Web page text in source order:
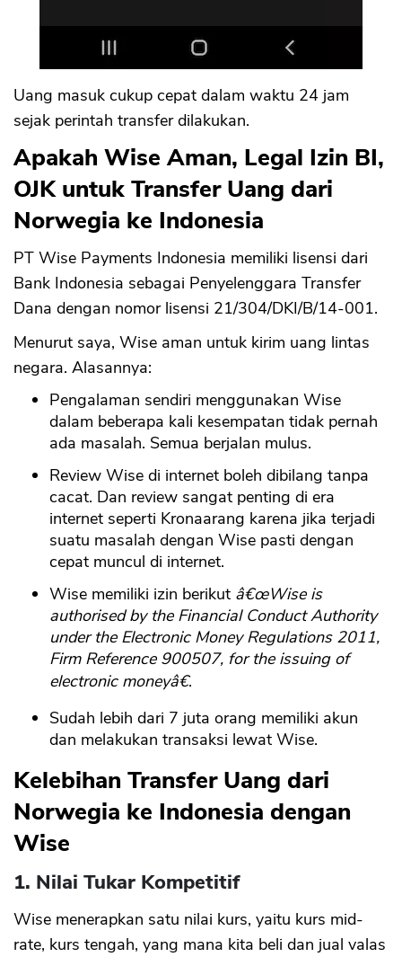
Uang masuk cukup cepat dalam waktu 24 jam
sejak perintah transfer dilakukan.
Apakah Wise Aman, Legal Izin BI,
OJK untuk Transfer Uang dari
Norwegia ke Indonesia
PT Wise Payments Indonesia memiliki lisensi dari
Bank Indonesia sebagai Penyelenggara Transfer
Dana dengan nomor lisensi 21/304/DKI/B/14-001.
Menurut saya, Wise aman untuk kirim uang lintas
negara. Alasannya:
Pengalaman sendiri menggunakan Wise
dalam beberapa kali kesempatan tidak pernah
ada masalah. Semua berjalan mulus.
Review Wise di internet boleh dibilang tanpa
cacat. Dan review sangat penting di era
internet seperti Kronaarang karena jika terjadi
suatu masalah dengan Wise pasti dengan
cepat muncul di internet.
Wise memiliki izin berikut â€œWise is
authorised by the Financial Conduct Authority
under the Electronic Money Regulations 2011,
Firm Reference 900507, for the issuing of
electronic moneyâ€.
Sudah lebih dari 7 juta orang memiliki akun
dan melakukan transaksi lewat Wise.
Kelebihan Transfer Uang dari
Norwegia ke Indonesia dengan
Wise
1. Nilai Tukar Kompetitif
Wise menerapkan satu nilai kurs, yaitu kurs mid-
rate, kurs tengah, yang mana kita beli dan jual valas